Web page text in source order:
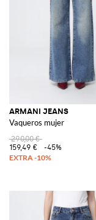
ARMANI JEANS
Vaqueros mujer
290,00 €
159,49 €
-45%